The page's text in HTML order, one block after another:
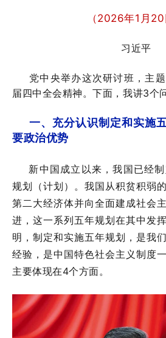
（2026年1月20
习近平
党中央举办这次研讨班，主
届四中全会精神。下面，我讲3个
一、充分认识制定和实施
要政治优势
新中国成立以来，我国已经
规划（计划）。我国从积贫积弱
第二大经济体并向全面建成社会
进，这一系列五年规划在其中发
明，制定和实施五年规划，是我
经验，是中国特色社会主义制度
主要体现在4个方面。